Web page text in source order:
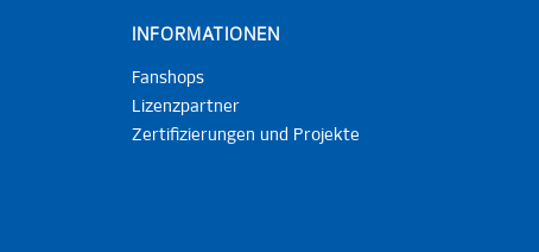
INFORMATIONEN
Fanshops
Lizenzpartner
Zertifizierungen und Projekte